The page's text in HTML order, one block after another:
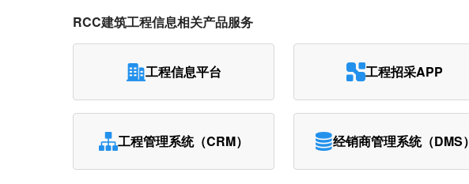
RCC建筑工程信息相关产品服务
工程信息平台 工程招采APP
工程管理系统（CRM） 经销商管理系统（DMS）